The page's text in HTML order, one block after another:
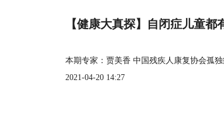
【健康大真探】自闭症儿童
本期专家：贾美香 中国残疾人康复协会孤
2021-04-20 14:27